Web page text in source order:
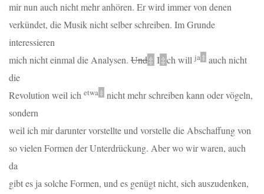
mir nun auch nicht mehr anhören. Er wird immer von denen
verkündet, die Musik nicht selber schreiben. Im Grunde
interessieren
mich nicht einmal die Analysen. Und‡ I‡ch willja‡ auch nicht
die
Revolution weil ich etwa‡ nicht mehr schreiben kann oder vögeln,
sondern
weil ich mir darunter vorstellte und vorstelle die Abschaffung von
so vielen Formen der Unterdrückung. Aber wo wir waren, auch
da
gibt es ja solche Formen, und es genügt nicht, sich auszudenken,